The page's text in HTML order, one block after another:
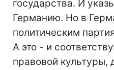
государства. И
Германию. Но в
политическим
А это - и
правовой культуры,